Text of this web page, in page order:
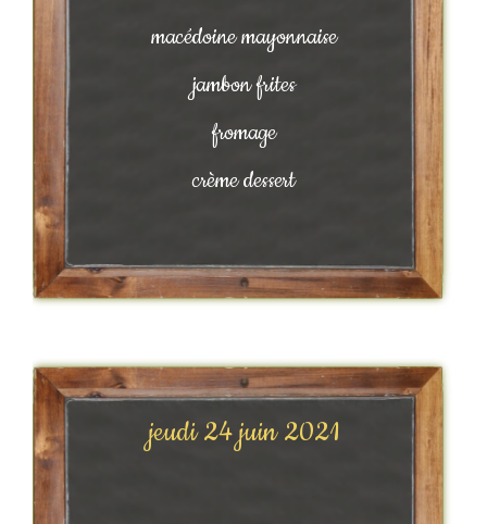
macédoine mayonnaise
jambon frites
fromage
crème dessert
jeudi 24 juin 2021